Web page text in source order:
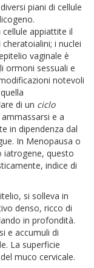
piani di cellule
appiattite il
i nuclei
vaginale è
ormoni sessuali e
notevoli
di un ciclo
e a
in dipendenza dal
In Menopausa o
iatrogene, questo
indice di
si solleva in
denso, ricco di
in profondità.
e accumuli di
La superficie
muco cervicale.